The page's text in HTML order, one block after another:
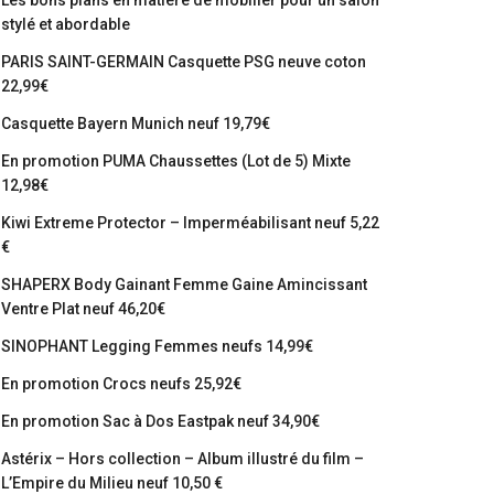
stylé et abordable
PARIS SAINT-GERMAIN Casquette PSG neuve coton
22,99€
Casquette Bayern Munich neuf 19,79€
En promotion PUMA Chaussettes (Lot de 5) Mixte
12,98€
Kiwi Extreme Protector – Imperméabilisant neuf 5,22
€
SHAPERX Body Gainant Femme Gaine Amincissant
Ventre Plat neuf 46,20€
SINOPHANT Legging Femmes neufs 14,99€
En promotion Crocs neufs 25,92€
En promotion Sac à Dos Eastpak neuf 34,90€
Astérix – Hors collection – Album illustré du film –
L’Empire du Milieu neuf 10,50 €